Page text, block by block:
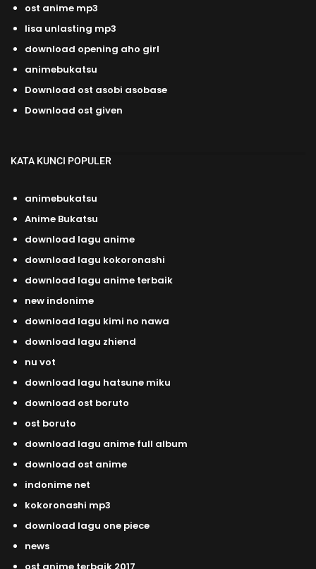
ost anime mp3
lisa unlasting mp3
download opening aho girl
animebukatsu
Download ost asobi asobase
Download ost given
KATA KUNCI POPULER
animebukatsu
Anime Bukatsu
download lagu anime
download lagu kokoronashi
download lagu anime terbaik
new indonime
download lagu kimi no nawa
download lagu zhiend
nu vot
download lagu hatsune miku
download ost boruto
ost boruto
download lagu anime full album
download ost anime
indonime net
kokoronashi mp3
download lagu one piece
news